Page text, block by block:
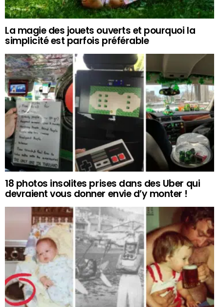
La magie des jouets ouverts et pourquoi la
simplicité est parfois préférable
18 photos insolites prises dans des Uber qui
devraient vous donner envie d’y monter !